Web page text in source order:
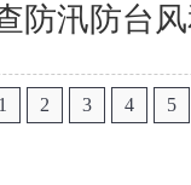
防汛防台
1 2 3 4 5